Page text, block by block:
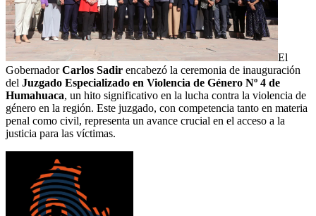
El
GobernadorCarlos Sadir encabezó la ceremonia de inauguración
del Juzgado Especializado en Violencia de Género Nº 4 de
Humahuaca, un hito significativo en la lucha contra la violencia de
género en la región. Este juzgado, con competencia tanto en materia
penal como civil, representa un avance crucial en el acceso a la
justicia para las víctimas.